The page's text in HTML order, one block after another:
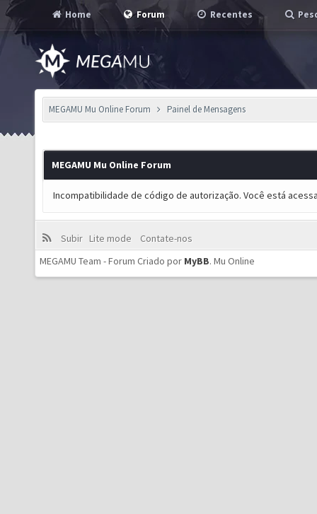
Home Forum Recentes
MEGAMU Mu Online Forum Painel de Mensagens
MEGAMU Mu Online Forum
Incompatibilidade de código de autorização. Você está
Subir Lite mode
Contate-nos
MEGAMU Team - Forum Criado por MyBB. Mu Online